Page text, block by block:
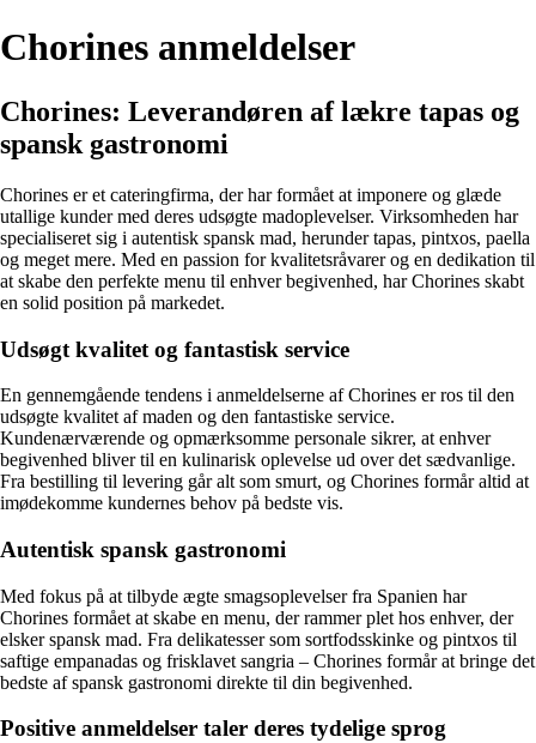
Chorines anmeldelser
Chorines: Leverandøren af lækre tapas og
spansk gastronomi
Chorines er et cateringfirma, der har formået at imponere og glæde
utallige kunder med deres udsøgte madoplevelser. Virksomheden har
specialiseret sig i autentisk spansk mad, herunder tapas, pintxos, paella
og meget mere. Med en passion for kvalitetsråvarer og en dedikation til
at skabe den perfekte menu til enhver begivenhed, har Chorines skabt
en solid position på markedet.
Udsøgt kvalitet og fantastisk service
En gennemgående tendens i anmeldelserne af Chorines er ros til den
udsøgte kvalitet af maden og den fantastiske service.
Kundenærværende og opmærksomme personale sikrer, at enhver
begivenhed bliver til en kulinarisk oplevelse ud over det sædvanlige.
Fra bestilling til levering går alt som smurt, og Chorines formår altid at
imødekomme kundernes behov på bedste vis.
Autentisk spansk gastronomi
Med fokus på at tilbyde ægte smagsoplevelser fra Spanien har
Chorines formået at skabe en menu, der rammer plet hos enhver, der
elsker spansk mad. Fra delikatesser som sortfodsskinke og pintxos til
saftige empanadas og frisklavet sangria – Chorines formår at bringe det
bedste af spansk gastronomi direkte til din begivenhed.
Positive anmeldelser taler deres tydelige sprog